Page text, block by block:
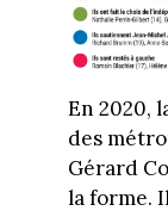
En 2020,
des
Gérard
la forme.